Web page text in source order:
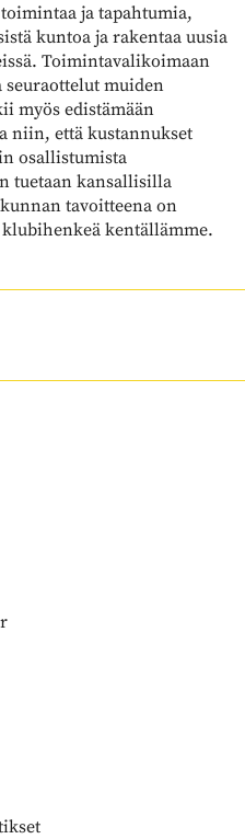
ja tapahtumia,
kuntoa ja rakentaa uusia
Toimintavalikoimaan
muiden
myös edistämään
niin, että kustannukset
osallistumista
tuetaan kansallisilla
tavoitteena on
kentällämme.